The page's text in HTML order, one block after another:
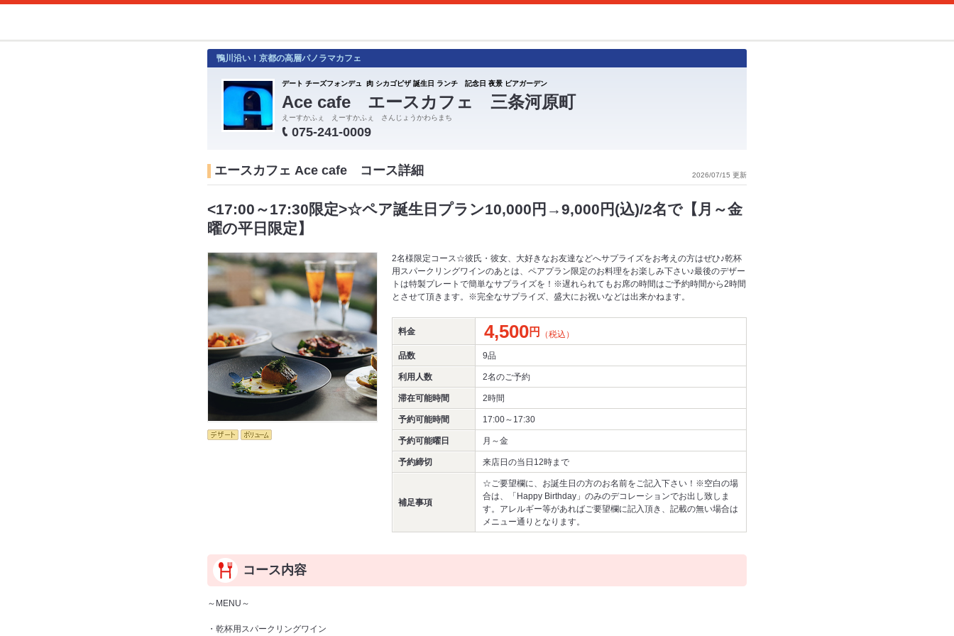
鴨川沿い！京都の高層パノラマカフェ
デート チーズフォンデュ 肉 シカゴピザ 誕生日 ランチ 記念日 夜景 ビアガーデン
Ace cafe エースカフェ 三条河原町
えーすかふぇ えーすかふぇ さんじょうかわらまち
075-241-0009
2026/07/15 更新
エースカフェ Ace cafe コース詳細
<17:00～17:30限定>☆ペア誕生日プラン10,000円→9,000円(込)/2名で【月～金
曜の平日限定】
2名様限定コース☆彼氏・彼女、大好きなお友達などへサプライズをお考えの方はぜひ♪乾杯
用スパークリングワインのあとは、ペアプラン限定のお料理をお楽しみ下さい♪最後のデザー
トは特製プレートで簡単なサプライズを！※遅れられてもお席の時間はご予約時間から2時間
とさせて頂きます。※完全なサプライズ、盛大にお祝いなどは出来かねます。
料金 4,500円 （税込）
品数 9品
利用人数 2名のご予約
滞在可能時間 2時間
予約可能時間 17:00～17:30
予約可能曜日 月～金
予約締切 来店日の当日12時まで
補足事項
☆ご要望欄に、お誕生日の方のお名前をご記入下さい！※空白の場
合は、「Happy Birthday」のみのデコレーションでお出し致しま
す。アレルギー等があればご要望欄に記入頂き、記載の無い場合は
メニュー通りとなります。
コース内容
～MENU～
・乾杯用スパークリングワイン